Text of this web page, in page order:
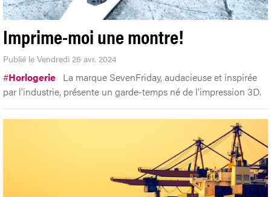
Imprime-moi une montre!
Publié le Vendredi 26 avr. 2024
#Horlogerie La marque SevenFriday, audacieuse et inspirée
par l’industrie, présente un garde-temps né de l’impression 3D.